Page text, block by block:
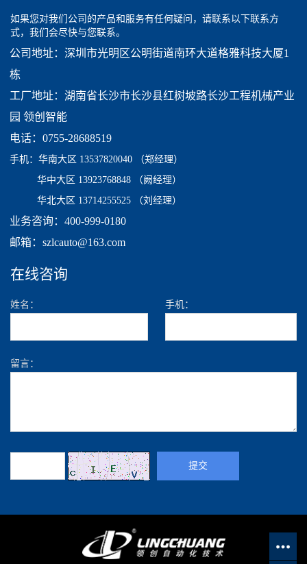
如果您对我们公司的产品和服务有任何疑问，请联系以下联系方
式，我们会尽快与您联系。
公司地址：深圳市光明区公明街道南环大道格雅科技大厦1
栋
工厂地址：湖南省长沙市长沙县红树坡路长沙工程机械产业
园 领创智能
电话：0755-28688519
手机： 华南大区 13537820040 （郑经理）
华中大区 13923768848 （阙经理）
华北大区 13714255525 （刘经理）
业务咨询：400-999-0180
邮箱：szlcauto@163.com
在线咨询
姓名： 手机：
留言：